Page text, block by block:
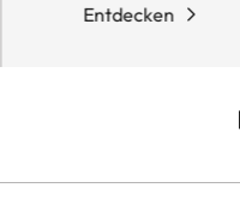
Entdecken